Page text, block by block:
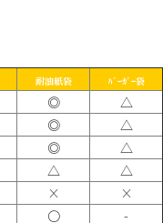
耐油紙袋 ﾊﾞｰｶﾞｰ袋
◎ △
◎ △
◎ △
△ △
× ×
〇 -